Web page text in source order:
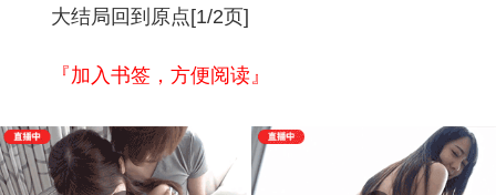
大结局回到原点[1/2页]
『加入书签，方便阅读』